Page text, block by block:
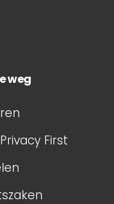
weg
First